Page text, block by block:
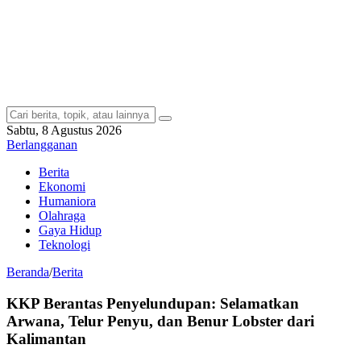
Sabtu, 8 Agustus 2026
Berlangganan
Berita
Ekonomi
Humaniora
Olahraga
Gaya Hidup
Teknologi
Beranda/Berita
KKP Berantas Penyelundupan: Selamatkan
Arwana, Telur Penyu, dan Benur Lobster dari
Kalimantan